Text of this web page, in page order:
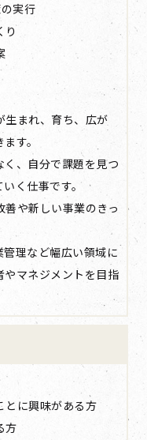
実行
り
生まれ、育ち、広が
す。
、自分で課題を見つ
く仕事です。
や新しい事業のきっ
理など幅広い領域に
やマネジメントを目指
とに興味がある方
方